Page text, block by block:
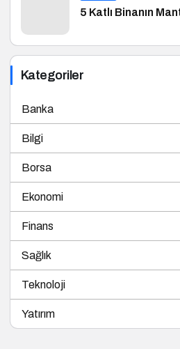
5 Katlı Binanın
Kategoriler
Banka
Bilgi
Borsa
Ekonomi
Finans
Sağlık
Teknoloji
Yatırım